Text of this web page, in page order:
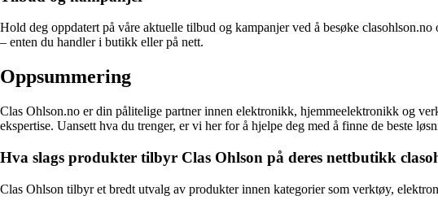
Hold deg oppdatert på våre aktuelle tilbud og kampanjer ved å besøke
– enten du handler i butikk eller på nett.
Oppsummering
Clas Ohlson.no er din pålitelige partner innen elektronikk, hjemmeelektronikk og
ekspertise. Uansett hva du trenger, er vi her for å hjelpe deg med å finne de beste
Hva slags produkter tilbyr Clas Ohlson på deres nettbutikk
Clas Ohlson tilbyr et bredt utvalg av produkter innen kategorier som verktøy,